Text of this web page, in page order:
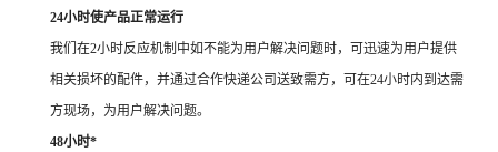
24小时使产品正常运行
我们在2小时反应机制中如不能为用户解决问题时，可迅速为用户提供
相关损坏的配件，并通过合作快递公司送致需方，可在24小时内到达需
方现场，为用户解决问题。
48小时*